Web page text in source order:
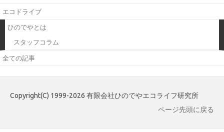
エコドライブ
ひのでやとは
スタッフコラム
全ての記事
Copyright(C) 1999-2026 有限会社ひのでやエコライフ研究所
ページ先頭に戻る